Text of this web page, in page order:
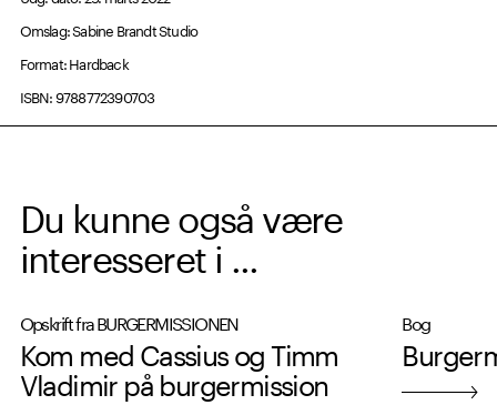
Omslag: Sabine Brandt Studio
Format: Hardback
ISBN: 9788772390703
Du kunne også være
interesseret i ...
Opskrift fra BURGERMISSIONEN
Kom med Cassius og Timm
Vladimir på burgermission
Bog